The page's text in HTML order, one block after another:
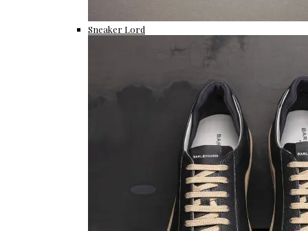
Sneaker Lord